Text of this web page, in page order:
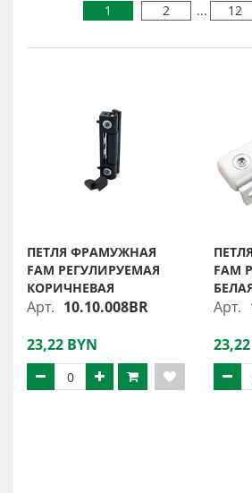
1 2 ... 12
ПЕТЛЯ ФРАМУЖНАЯ
FAM РЕГУЛИРУЕМАЯ
КОРИЧНЕВАЯ
Арт. 10.10.008BR
23,22 BYN
FAM
Арт.